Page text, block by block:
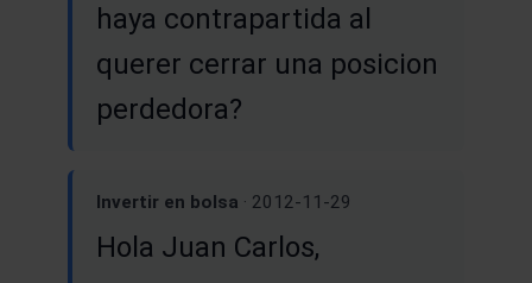
haya contrapartida al
querer cerrar una posicion
perdedora?
Invertir en bolsa · 2012-11-29
Hola Juan Carlos,